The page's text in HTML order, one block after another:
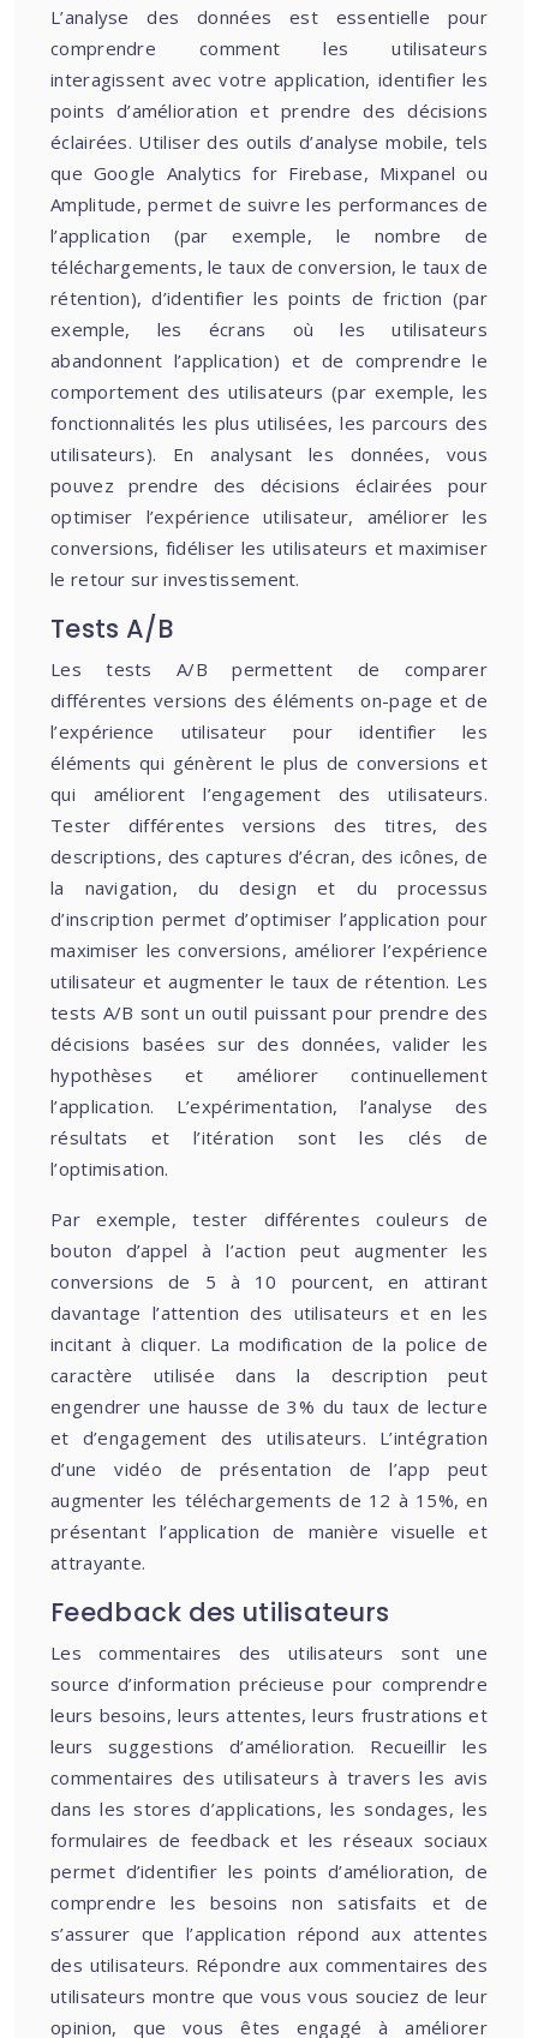
L’analyse des données est essentielle pour
comprendre comment les utilisateurs
interagissent avec votre application, identifier les
points d’amélioration et prendre des décisions
éclairées. Utiliser des outils d’analyse mobile, tels
que Google Analytics for Firebase, Mixpanel ou
Amplitude, permet de suivre les performances de
l’application (par exemple, le nombre de
téléchargements, le taux de conversion, le taux de
rétention), d’identifier les points de friction (par
exemple, les écrans où les utilisateurs
abandonnent l’application) et de comprendre le
comportement des utilisateurs (par exemple, les
fonctionnalités les plus utilisées, les parcours des
utilisateurs). En analysant les données, vous
pouvez prendre des décisions éclairées pour
optimiser l’expérience utilisateur, améliorer les
conversions, fidéliser les utilisateurs et maximiser
le retour sur investissement.
Tests A/B
Les tests A/B permettent de comparer
différentes versions des éléments on-page et de
l’expérience utilisateur pour identifier les
éléments qui génèrent le plus de conversions et
qui améliorent l’engagement des utilisateurs.
Tester différentes versions des titres, des
descriptions, des captures d’écran, des icônes, de
la navigation, du design et du processus
d’inscription permet d’optimiser l’application pour
maximiser les conversions, améliorer l’expérience
utilisateur et augmenter le taux de rétention. Les
tests A/B sont un outil puissant pour prendre des
décisions basées sur des données, valider les
hypothèses et améliorer continuellement
l’application. L’expérimentation, l’analyse des
résultats et l’itération sont les clés de
l’optimisation.
Par exemple, tester différentes couleurs de
bouton d’appel à l’action peut augmenter les
conversions de 5 à 10 pourcent, en attirant
davantage l’attention des utilisateurs et en les
incitant à cliquer. La modification de la police de
caractère utilisée dans la description peut
engendrer une hausse de 3% du taux de lecture
et d’engagement des utilisateurs. L’intégration
d’une vidéo de présentation de l’app peut
augmenter les téléchargements de 12 à 15%, en
présentant l’application de manière visuelle et
attrayante.
Feedback des utilisateurs
Les commentaires des utilisateurs sont une
source d’information précieuse pour comprendre
leurs besoins, leurs attentes, leurs frustrations et
leurs suggestions d’amélioration. Recueillir les
commentaires des utilisateurs à travers les avis
dans les stores d’applications, les sondages, les
formulaires de feedback et les réseaux sociaux
permet d’identifier les points d’amélioration, de
comprendre les besoins non satisfaits et de
s’assurer que l’application répond aux attentes
des utilisateurs. Répondre aux commentaires des
utilisateurs montre que vous vous souciez de leur
opinion, que vous êtes engagé à améliorer